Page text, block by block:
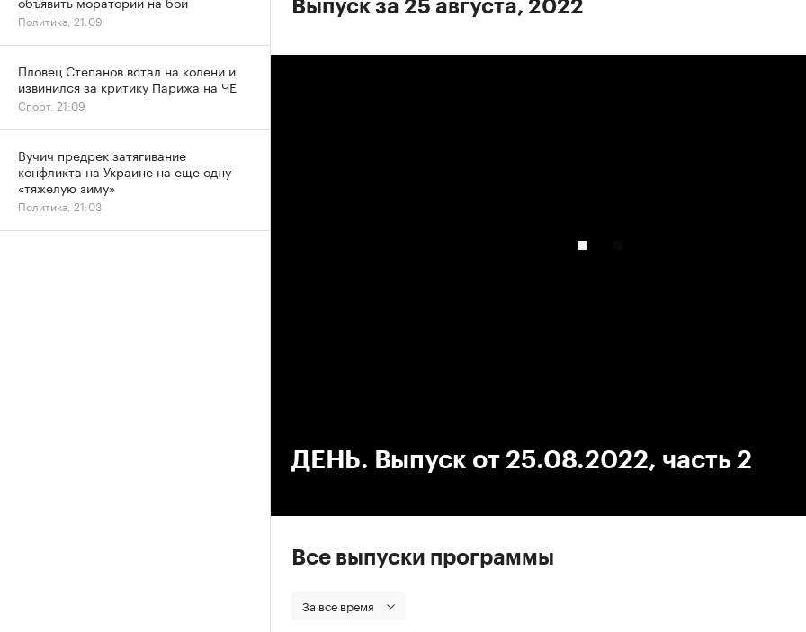
Выпуск за 25 августа, 2022
ДЕНЬ. Выпуск от 25.08.2022, часть 2
Все выпуски программы
За все время
Политика, 21:09
Пловец Степанов встал на колени и
извинился за критику Парижа на ЧЕ
Спорт, 21:09
Вучич предрек затягивание
конфликта на Украине на еще одну
«тяжелую зиму»
Политика, 21:03